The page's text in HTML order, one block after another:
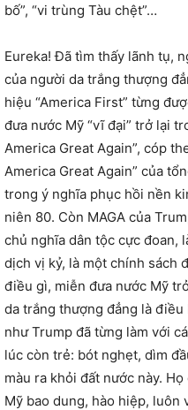
bố”, “vi trùng Tàu chệt”…
Eureka! Đã tìm thấy lãnh tụ,
của người da trắng thượng
hiệu “America First” từng
đưa nước Mỹ “vĩ đại” trở lại
America Great Again”, cóp
America Great Again” của
trong ý nghĩa phục hồi nền
niên 80. Còn MAGA của
chủ nghĩa dân tộc cực đoan,
dịch vị kỷ, là một chính sách
điều gì, miễn đưa nước Mỹ
da trắng thượng đẳng là
như Trump đã từng làm với
lúc còn trẻ: bót nghẹt, dìm
màu ra khỏi đất nước này.
Mỹ bao dung, hào hiệp, luôn